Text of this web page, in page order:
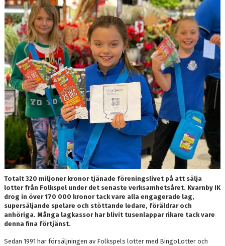
MEDLEMSKAP
LEDARE
KONTAKT
Totalt 320 miljoner kronor tjänade föreningslivet på att sälja
lotter från Folkspel under det senaste verksamhetsåret. Kvarnby IK
drog in över 170 000 kronor tack vare alla engagerade lag,
supersäljande spelare och stöttande ledare, föräldrar och
anhöriga. Många lagkassor har blivit tusenlappar rikare tack vare
denna fina förtjänst.
Sedan 1991 har försäljningen av Folkspels lotter med BingoLotter och